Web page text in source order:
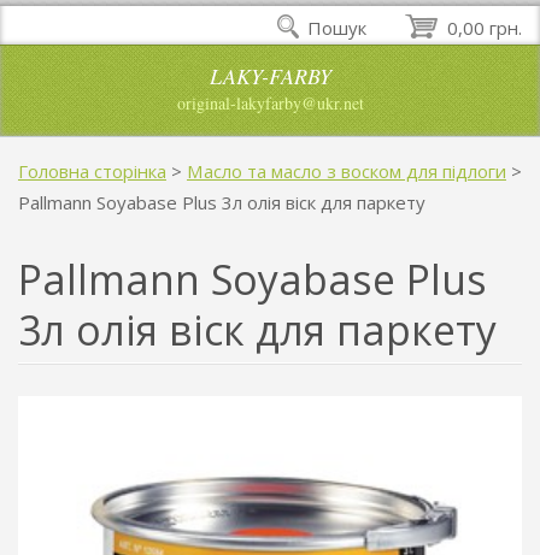
LAKY-FARBY
original-lakyfarby@ukr.net
Головна сторінка > Масло та масло з воском для підлоги >
Pallmann Soyabase Plus 3л олія віск для паркету
Pallmann Soyabase Plus
3л олія віск для паркету
0,00 грн.
Пошук